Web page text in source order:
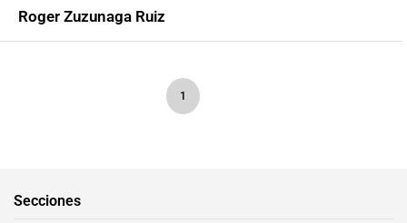
Roger Zuzunaga Ruiz
1
Secciones